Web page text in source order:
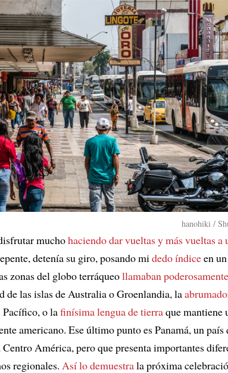
hanohiki /
muchohaciendo dar vueltas y más vueltas a
detenía su giro, posando mi dedo índiceen
zonas del globo terráqueollamaban
de las islas de Australia o Groenlandia, la
o lafinísima lengua de tierraque mantiene
americano. Ese último punto es Panamá, un país
Centro América, pero que presenta importantes
regionales. Así lo demuestrala próxima